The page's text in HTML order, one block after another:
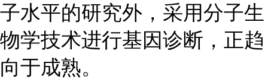
子水平的研究外，采用分子生
物学技术进行基因诊断，正趋
向于成熟。